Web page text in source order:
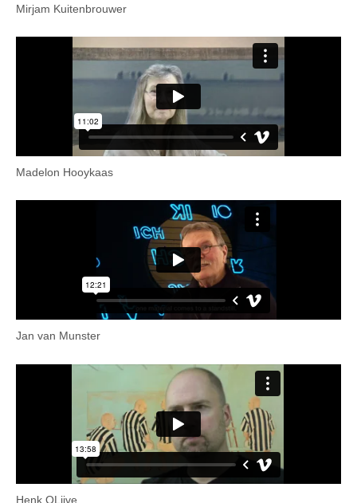
Mirjam Kuitenbrouwer
Madelon Hooykaas
Jan van Munster
Henk OLijve